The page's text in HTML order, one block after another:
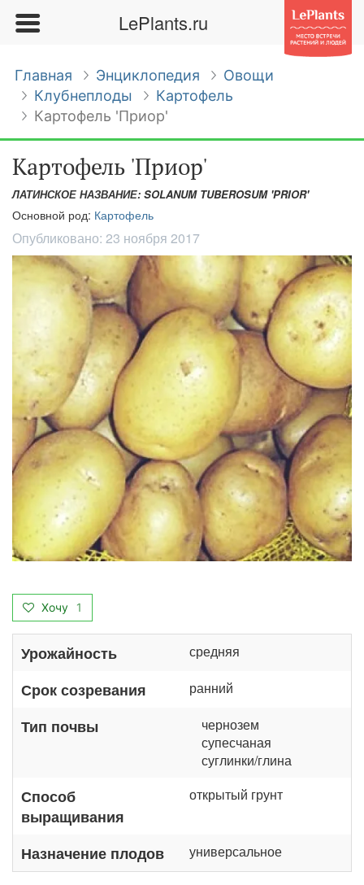
LePlants.ru
Главная Энциклопедия
Овощи
Клубнеплоды
Картофель
Картофель 'Приор'
Картофель 'Приор'
ЛАТИНСКОЕ НАЗВАНИЕ: SOLANUM TUBEROSUM 'PRIOR'
Основной род: Картофель
Опубликовано: 23 ноября 2017
Хочу 1
Урожайность средняя
Срок созревания ранний
Тип почвы
чернозем
супесчаная
суглинки/глина
Способ
выращивания
открытый грунт
Назначение плодов универсальное